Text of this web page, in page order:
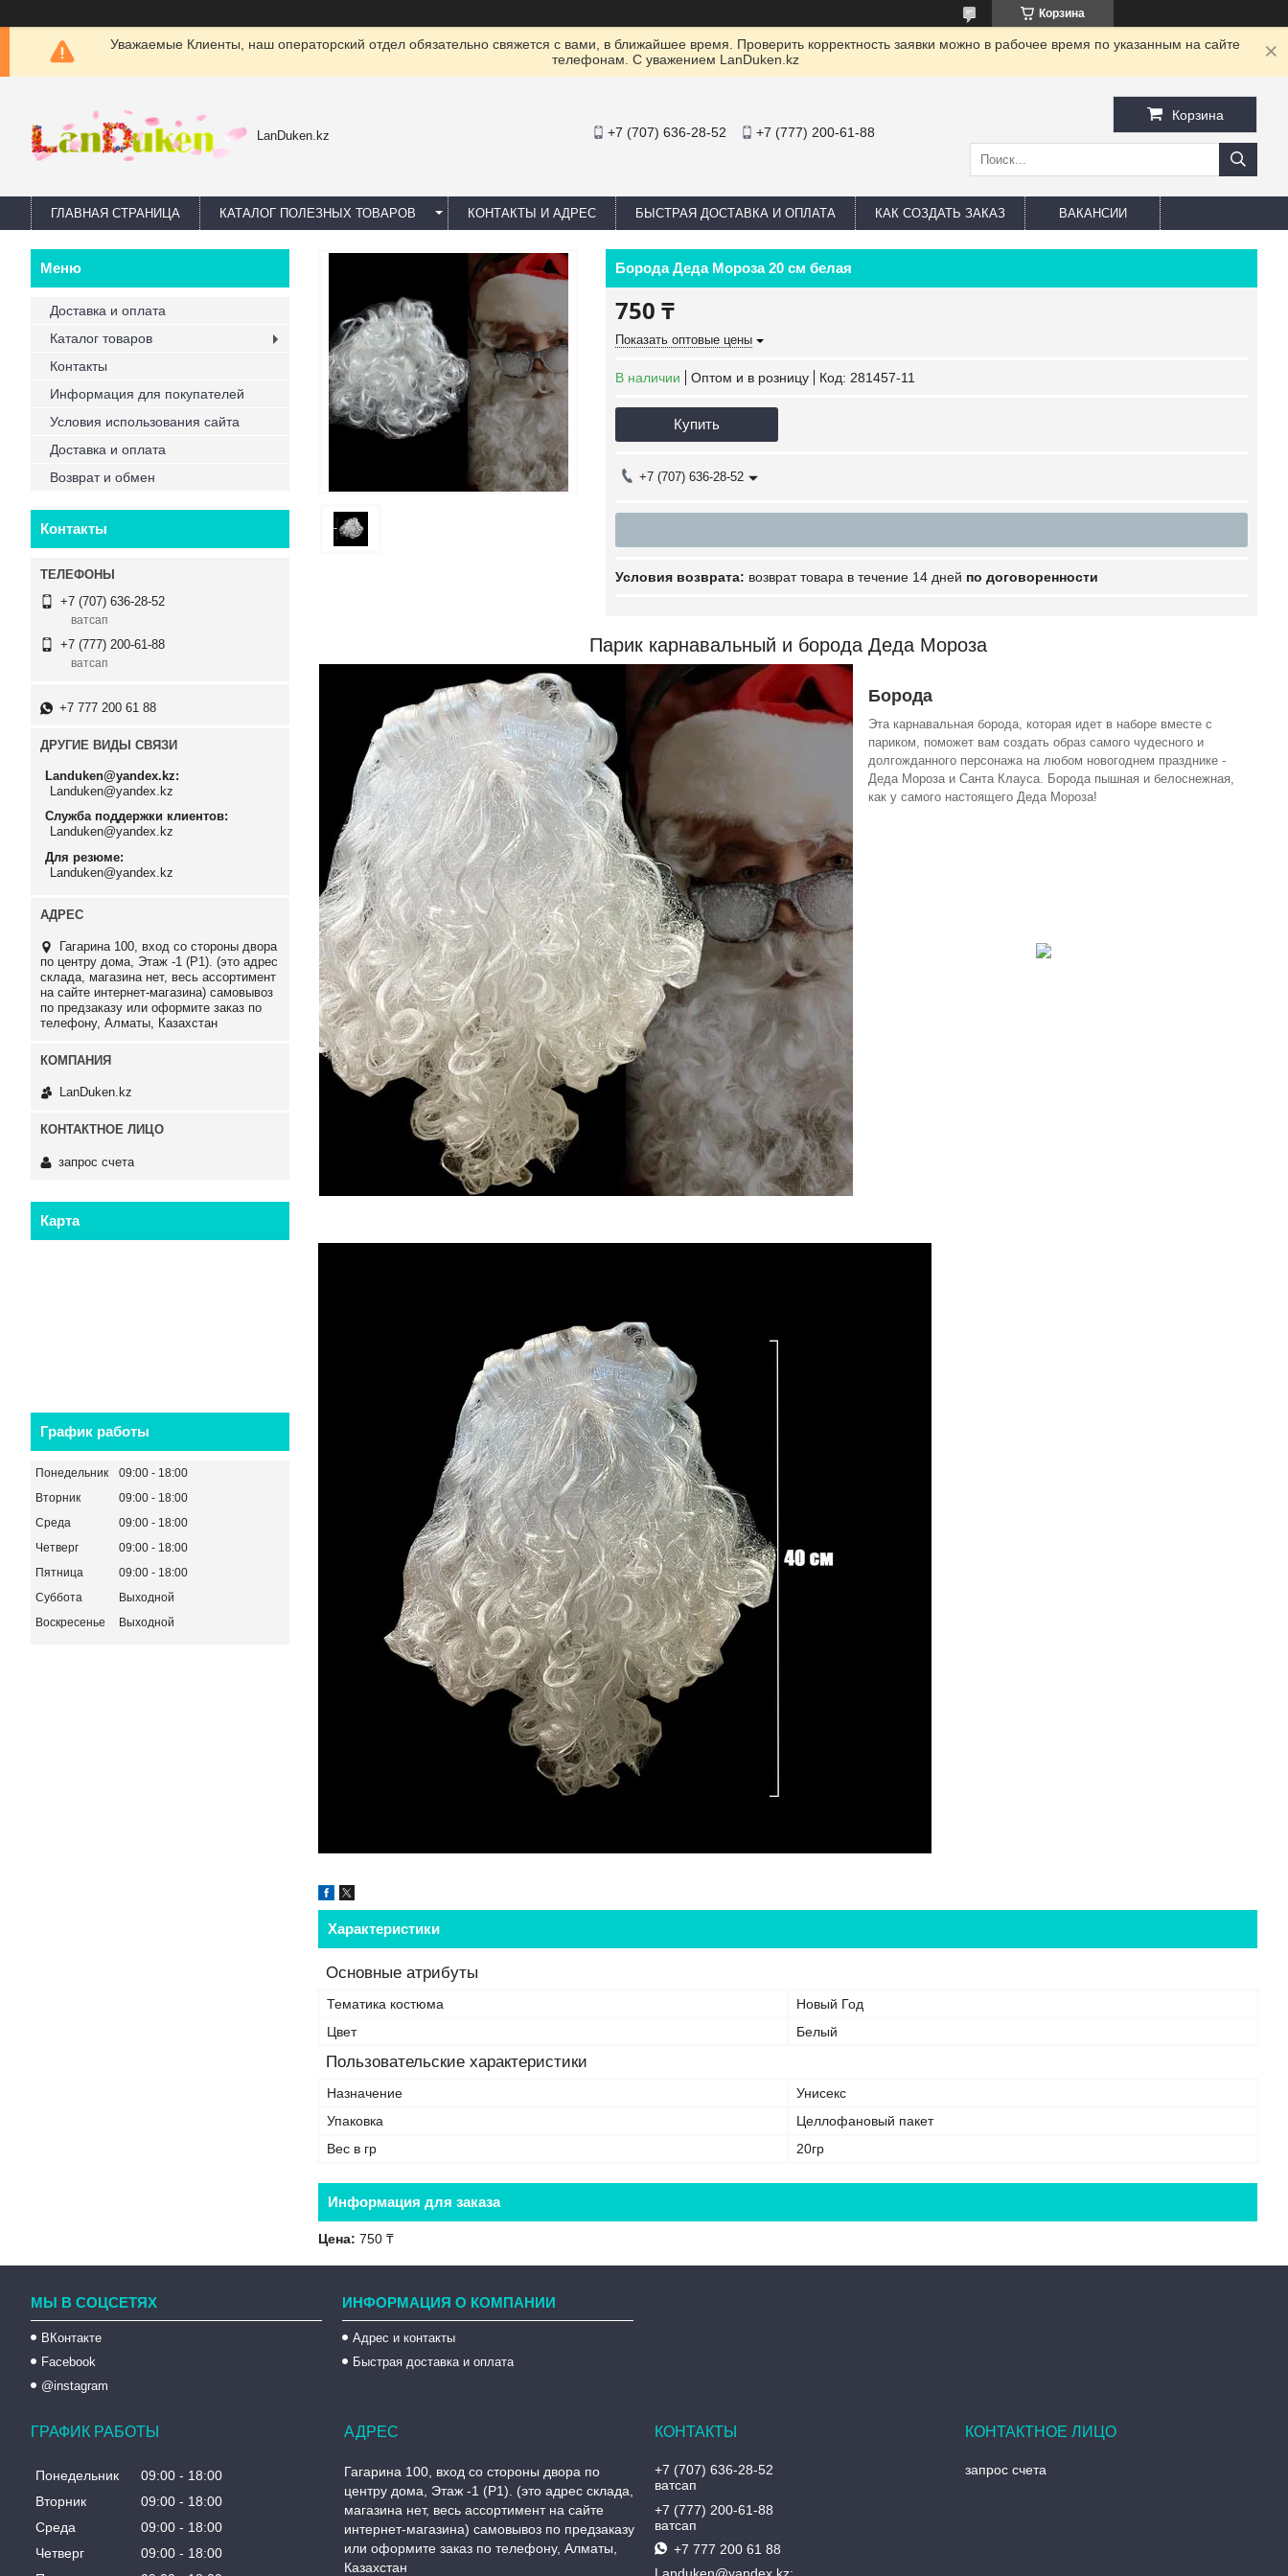
Корзина
Уважаемые Клиенты, наш операторский отдел обязательно свяжется с вами, в ближайшее время. Проверить корректность заявки можно в рабочее время по указанным на сайте
телефонам. С уважением LanDuken.kz
LanDuken.kz +7 (707) 636-28-52 +7 (777) 200-61-88
Корзина
ГЛАВНАЯ СТРАНИЦА КАТАЛОГ ПОЛЕЗНЫХ ТОВАРОВ КОНТАКТЫ И АДРЕС БЫСТРАЯ ДОСТАВКА И ОПЛАТА КАК СОЗДАТЬ ЗАКАЗ ВАКАНСИИ
Борода Деда Мороза 20 см белая
750 ₸
Показать оптовые цены
В наличии Оптом и в розницу Код: 281457-11
Купить
+7 (707) 636-28-52
возврат товара в течение 14 дней по договоренности
Парик карнавальный и борода Деда Мороза
Борода
Эта карнавальная борода, которая идет в наборе вместе с
париком, поможет вам создать образ самого чудесного и
долгожданного персонажа на любом новогоднем празднике -
Деда Мороза и Санта Клауса. Борода пышная и белоснежная,
как у самого настоящего Деда Мороза!
Характеристики
Основные атрибуты
Тематика костюма
Новый Год
Цвет
Белый
Пользовательские характеристики
Назначение
Унисекс
Упаковка
Целлофановый пакет
Вес в гр
20гр
Информация для заказа
Цена: 750 ₸
Доставка и оплата
Каталог товаров
Контакты
Информация для покупателей
Условия использования сайта
Доставка и оплата
Возврат и обмен
Контакты
+7 (707) 636-28-52
ватсап
+7 (777) 200-61-88
ватсап
+7 777 200 61 88
ДРУГИЕ ВИДЫ СВЯЗИ
Landuken@yandex.kz
Landuken@yandex.kz
Служба поддержки клиентов
Landuken@yandex.kz
Для резюме
Landuken@yandex.kz
Гагарина 100, вход со стороны двора
по центру дома, Этаж -1 (P1). (это адрес
склада, магазина нет, весь ассортимент
на сайте интернет-магазина) самовывоз
по предзаказу или оформите заказ по
телефону, Алматы, Казахстан
LanDuken.kz
запрос счета
Карта
График работы
Понедельник 09:00
18:00
Вторник
09:00
18:00
Среда
09:00
18:00
Четверг
09:00
18:00
Пятница
09:00
18:00
Суббота
Выходной
Воскресенье
Выходной
МЫ В СОЦСЕТЯХ
ВКонтакте
Facebook
@instagram
ИНФОРМАЦИЯ О КОМПАНИИ
Адрес и контакты
Быстрая доставка и оплата
ГРАФИК РАБОТЫ
Понедельник 09:00
18:00
Вторник
09:00
18:00
Среда
09:00
18:00
Четверг
09:00
18:00
Гагарина 100, вход со стороны двора по
центру дома, Этаж -1 (P1). (это адрес склада,
магазина нет, весь ассортимент на сайте
интернет-магазина) самовывоз по предзаказу
или оформите заказ по телефону, Алматы,
Казахстан
+7 (707) 636-28-52
ватсап
+7 (777) 200-61-88
ватсап
+7 777 200 61 88
запрос счета